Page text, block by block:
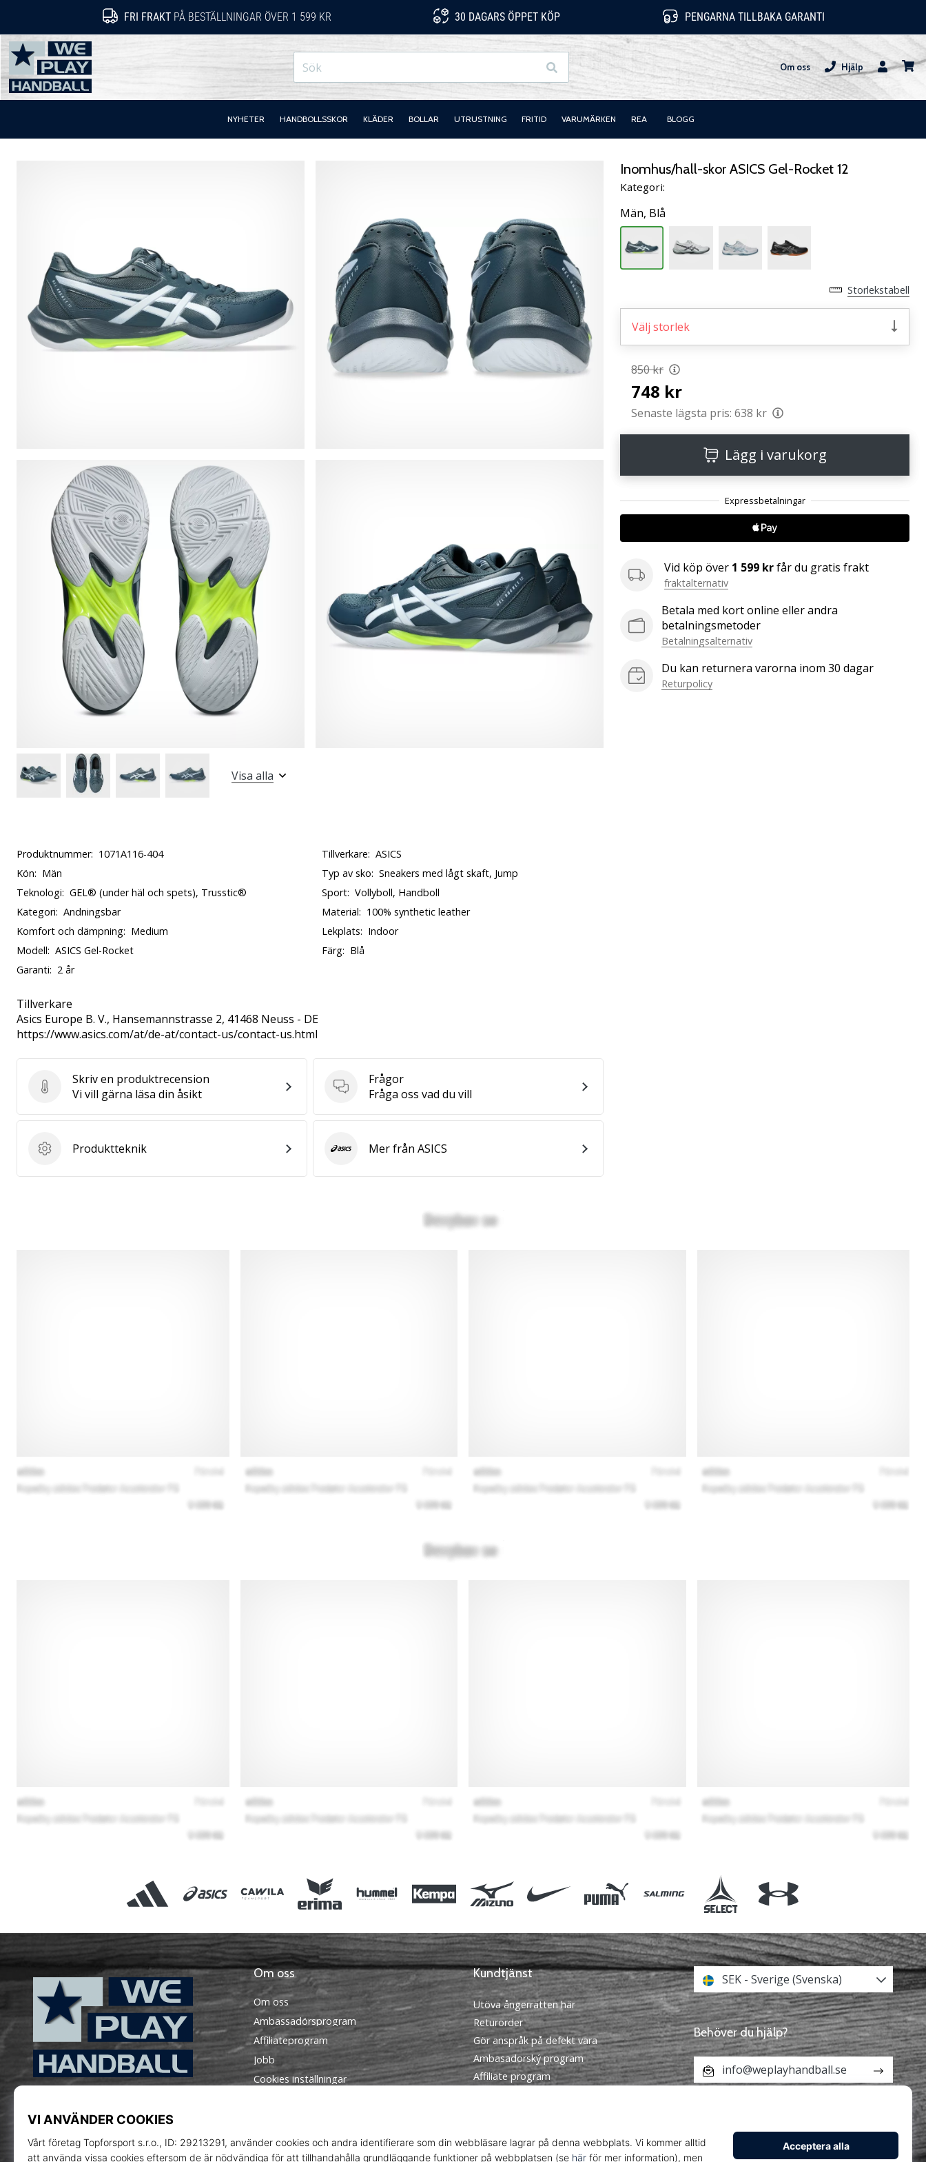
FRI FRAKTPÅ BESTÄLLNINGAR ÖVER 1 599 KR 30 DAGARS ÖPPET KÖP PENGARNA TILLBAKA GARANTI
WePlayHandball.se
Om oss
Hjälp
NYHETER HANDBOLLSSKOR KLÄDER BOLLAR UTRUSTNING FRITID VARUMÄRKEN REA BLOGG
Inomhus/hall-skor ASICS Gel-Rocket 12
Kategori:
Män, Blå
Storlekstabell
Välj storlek
850 kr
748 kr
Senaste lägsta pris: 638 kr
Lägg i varukorg
Vid köp över 1 599 krfår du gratis frakt
fraktalternativ
Betala med kort online eller andra
betalningsmetoder
Betalningsalternativ
Du kan returnera varorna inom 30 dagar
Returpolicy
Visa alla
Produktnummer: 1071A116-404 Tillverkare: ASICS
Kön: Män Typ av sko: Sneakers med lågt skaft, Jump
Teknologi: GEL® (under häl och spets), Trusstic® Sport: Vollyboll, Handboll
Kategori: Andningsbar Material: 100% synthetic leather
Komfort och dämpning: Medium Lekplats: Indoor
Modell: ASICS Gel-Rocket Färg: Blå
Garanti: 2 år
Tillverkare
Asics Europe B. V., Hansemannstrasse 2, 41468 Neuss - DE
https://www.asics.com/at/de-at/contact-us/contact-us.html
Skriv en produktrecension
Skriv en produktrecension
Vi vill gärna läsa din åsikt
Frågor
Frågor
Fråga oss vad du vill
Produktteknik
Produktteknik ASICSMer från ASICS
Om oss
Om oss
Ambassadörsprogram
Affiliateprogram
Jobb
Cookies inställningar
Kundtjänst
Utöva ångerrätten här
Returorder
Gör anspråk på defekt vara
Ambasadorský program
Affiliate program
FAQ
SEK - Sverige (Svenska)
Behöver du hjälp?
info@weplayhandball.se